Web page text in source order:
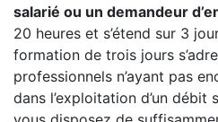
salarié ou un demandeur
20 heures et s’étend sur 3
formation de trois jours
professionnels n’ayant pas
dans l’exploitation d’un débit